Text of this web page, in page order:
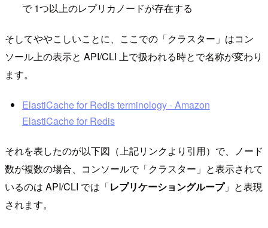
で 1つ以上のレプリカノードが存在する
そしてややこしいことに、ここでの「クラスター」はコン
ソール上の表示と API/CLI 上で扱われる時とで名称が変わり
ます。
ElastiCache for Redis terminology - Amazon
ElastiCache for Redis
それを表したのが以下図（上記リンクより引用）で、ノード
数が複数の場合、コンソールで「クラスター」と表示されて
いるのは API/CLI では「レプリケーショングループ」と表現
されます。